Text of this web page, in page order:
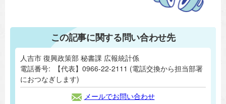
この記事に関する問い合わせ先
人吉市 復興政策部 秘書課 広報統計係
電話番号:
【代表】0966-22-2111 (電話交換から担当部署
におつなぎします)
メールでお問い合わせ